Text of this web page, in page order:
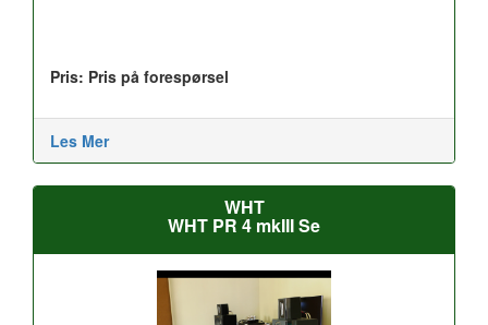
Pris: Pris på forespørsel
Les Mer
WHT
WHT PR 4 mkIII Se